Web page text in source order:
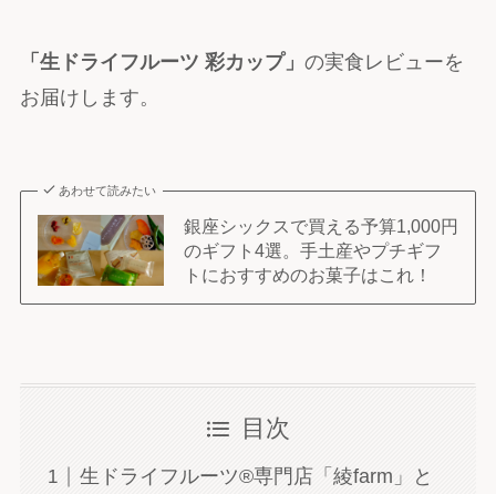
「生ドライフルーツ 彩カップ」 の実食レビューを
お届けします。
あわせて読みたい
銀座シックスで買える予算1,000円
のギフト4選。手土産やプチギフ
トにおすすめのお菓子はこれ！
目次
生ドライフルーツ®専門店「綾farm」と